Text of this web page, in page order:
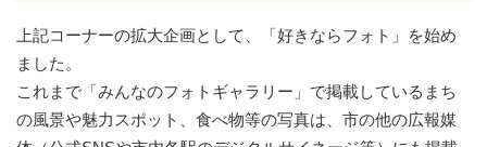
上記コーナーの拡大企画として、「好きならフォト」を始め
ました。
これまで「みんなのフォトギャラリー」で掲載しているまち
の風景や魅力スポット、食べ物等の写真は、市の他の広報媒